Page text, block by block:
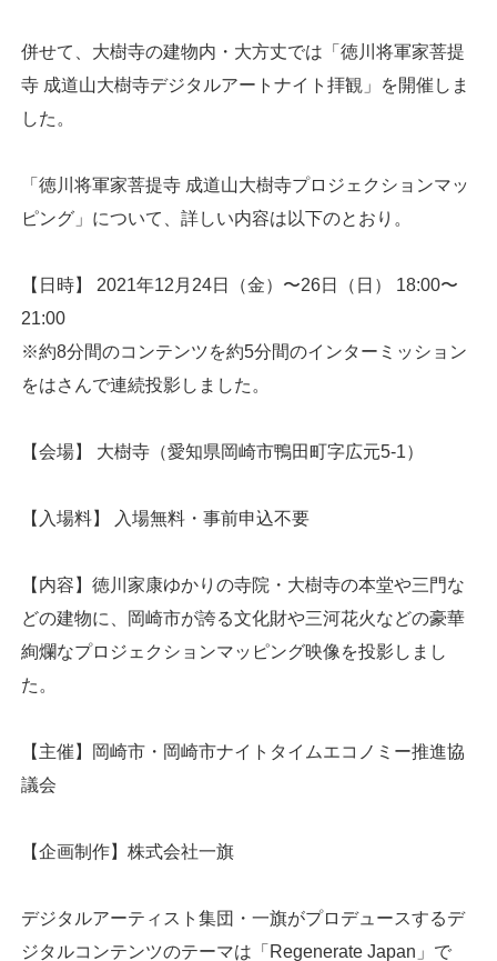
併せて、大樹寺の建物内・大方丈では「徳川将軍家菩提
寺 成道山大樹寺デジタルアートナイト拝観」を開催しま
した。
「徳川将軍家菩提寺 成道山大樹寺プロジェクションマッ
ピング」について、詳しい内容は以下のとおり。
【日時】 2021年12月24日（金）〜26日（日） 18:00〜
21:00
※約8分間のコンテンツを約5分間のインターミッション
をはさんで連続投影しました。
【会場】 大樹寺（愛知県岡崎市鴨田町字広元5-1）
【入場料】 入場無料・事前申込不要
【内容】徳川家康ゆかりの寺院・大樹寺の本堂や三門な
どの建物に、岡崎市が誇る文化財や三河花火などの豪華
絢爛なプロジェクションマッピング映像を投影しまし
た。
【主催】岡崎市・岡崎市ナイトタイムエコノミー推進協
議会
【企画制作】株式会社一旗
デジタルアーティスト集団・一旗がプロデュースするデ
ジタルコンテンツのテーマは「Regenerate Japan」で